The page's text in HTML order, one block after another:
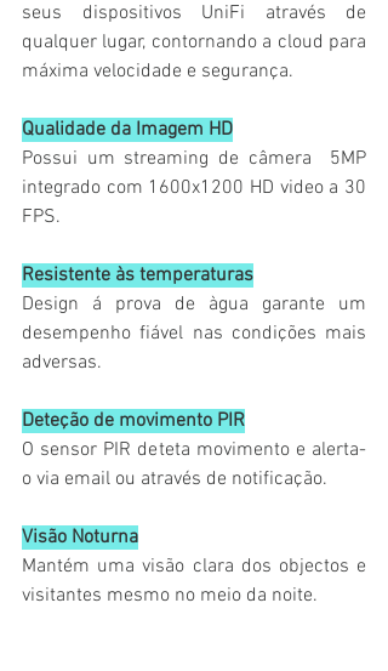
seus dispositivos UniFi através de
qualquer lugar, contornando a cloud para
máxima velocidade e segurança.
Qualidade da Imagem HD
Possui um streaming de câmera  5MP
integrado com 1600x1200 HD video a 30
FPS.
Resistente às temperaturas
Design á prova de àgua garante um
desempenho fiável nas condições mais
adversas.
Deteção de movimento PIR
O sensor PIR deteta movimento e alerta-
o via email ou através de notificação.
Visão Noturna
Mantém uma visão clara dos objectos e
visitantes mesmo no meio da noite.